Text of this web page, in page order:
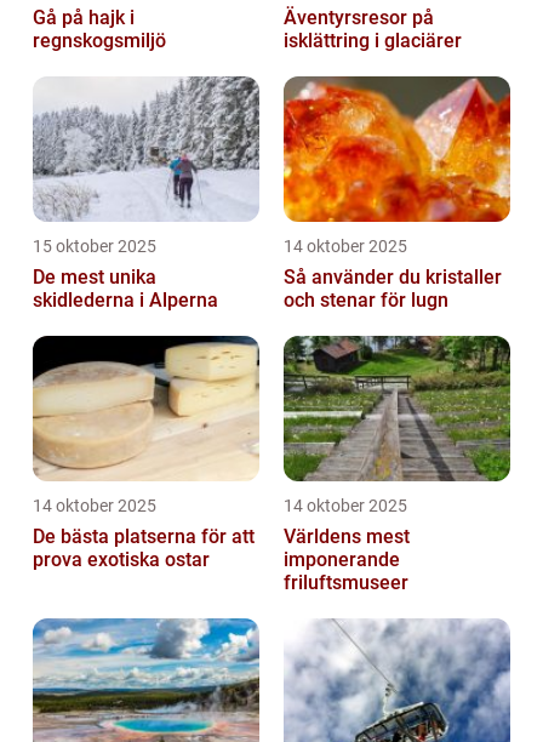
Gå på hajk i
regnskogsmiljö
Äventyrsresor på
isklättring i glaciärer
15 oktober 2025
De mest unika
skidlederna i Alperna
14 oktober 2025
Så använder du kristaller
och stenar för lugn
14 oktober 2025
De bästa platserna för att
prova exotiska ostar
14 oktober 2025
Världens mest
imponerande
friluftsmuseer